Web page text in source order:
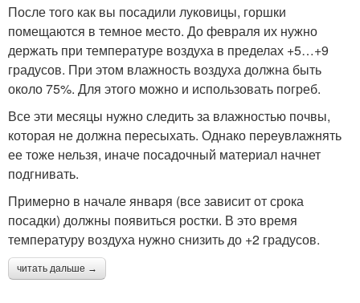
После того как вы посадили луковицы, горшки
помещаются в темное место. До февраля их нужно
держать при температуре воздуха в пределах +5…+9
градусов. При этом влажность воздуха должна быть
около 75%. Для этого можно и использовать погреб.
Все эти месяцы нужно следить за влажностью почвы,
которая не должна пересыхать. Однако переувлажнять
ее тоже нельзя, иначе посадочный материал начнет
подгнивать.
Примерно в начале января (все зависит от срока
посадки) должны появиться ростки. В это время
температуру воздуха нужно снизить до +2 градусов.
читать дальше →